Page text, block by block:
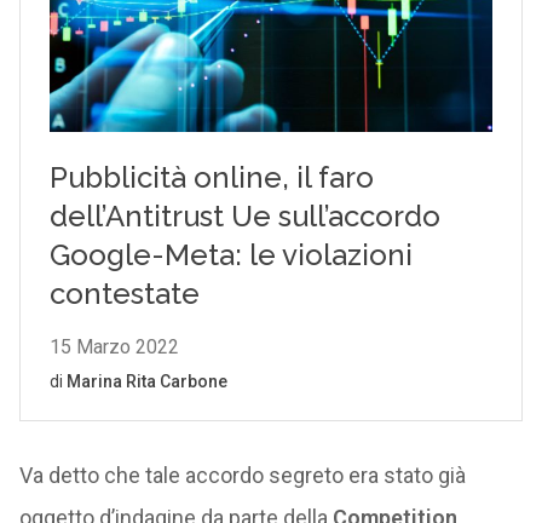
Va detto che tale accordo segreto era stato già
oggetto d’indagine da parte della Competition